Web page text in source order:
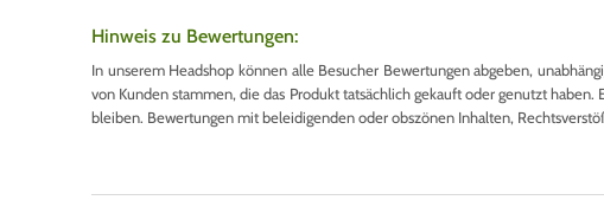
Hinweis zu Bewertungen:
In unserem Headshop können alle Besucher Bewertungen abgeben,
von Kunden stammen, die das Produkt tatsächlich gekauft oder genutzt
bleiben. Bewertungen mit beleidigenden oder obszönen Inhalten,